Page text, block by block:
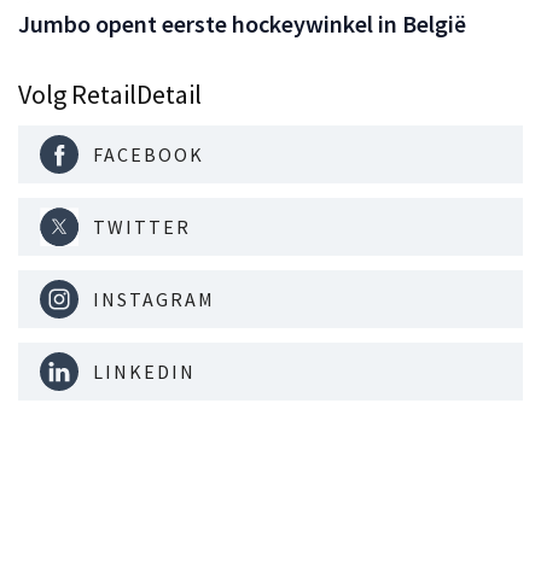
Jumbo opent eerste hockeywinkel in België
Volg RetailDetail
FACEBOOK
TWITTER
INSTAGRAM
LINKEDIN